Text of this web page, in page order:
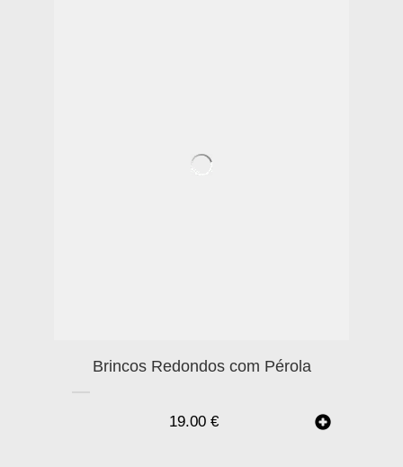
Brincos Redondos com Pérola
19.00 €